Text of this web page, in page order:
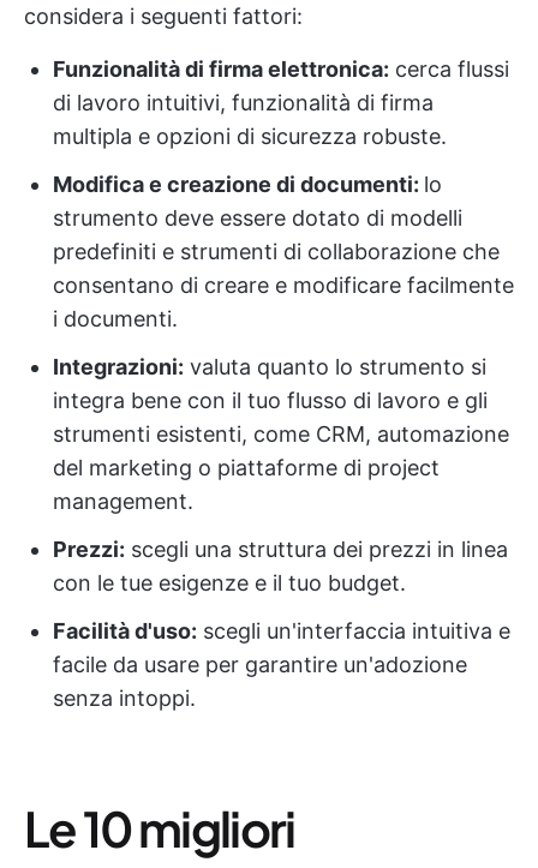
considera i seguenti fattori:
Funzionalità di firma elettronica: cerca flussi
di lavoro intuitivi, funzionalità di firma
multipla e opzioni di sicurezza robuste.
Modifica e creazione di documenti: lo
strumento deve essere dotato di modelli
predefiniti e strumenti di collaborazione che
consentano di creare e modificare facilmente
i documenti.
Integrazioni: valuta quanto lo strumento si
integra bene con il tuo flusso di lavoro e gli
strumenti esistenti, come CRM, automazione
del marketing o piattaforme di project
management.
Prezzi: scegli una struttura dei prezzi in linea
con le tue esigenze e il tuo budget.
Facilità d'uso: scegli un'interfaccia intuitiva e
facile da usare per garantire un'adozione
senza intoppi.
Le 10 migliori